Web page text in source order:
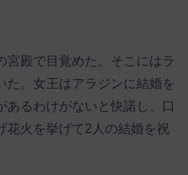
宮殿で目覚めた。そこにはラ
た。女王はアラジンに結婚を
あるわけがないと快諾し、口
花火を挙げて2人の結婚を祝